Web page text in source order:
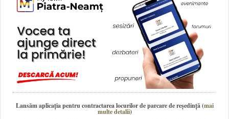
Lansăm aplicația pentru contractarea locurilor de parcare de reședință(mai
multe detalii)